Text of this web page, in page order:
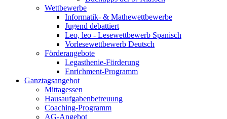
Wettbewerbe
Informatik- & Mathewettbewerbe
Jugend debattiert
Leo, leo - Lesewettbewerb Spanisch
Vorlesewettbewerb Deutsch
Förderangebote
Legasthenie-Förderung
Enrichment-Programm
Ganztagsangebot
Mittagessen
Hausaufgabenbetreuung
Coaching-Programm
AG-Angebot